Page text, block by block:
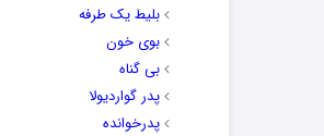
بلیط یک‌‌ طرفه
بوی خون
بی گناه
پدر گواردیولا
پدرخوانده